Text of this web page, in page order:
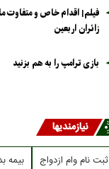
فیلم| اقدام خاص و متفاوت
زائران اربعین
بازی ترامپ را به هم بزنید
نیازمندیها
ثبت نام وام ازدواج
بیمه